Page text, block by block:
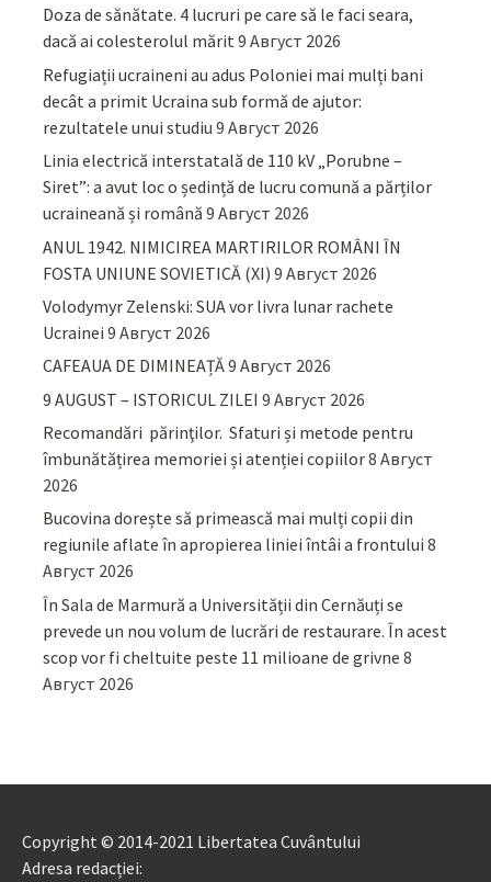
Doza de sănătate. 4 lucruri pe care să le faci seara,
dacă ai colesterolul mărit9 Август 2026
Refugiații ucraineni au adus Poloniei mai mulți bani
decât a primit Ucraina sub formă de ajutor:
rezultatele unui studiu 9 Август 2026
Linia electrică interstatală de 110 kV „Porubne –
Siret”: a avut loc o ședință de lucru comună a părților
ucraineană și română 9 Август 2026
ANUL 1942. NIMICIREA MARTIRILOR ROMÂNI ÎN
FOSTA UNIUNE SOVIETICĂ (XI) 9 Август 2026
Volodymyr Zelenski: SUA vor livra lunar rachete
Ucrainei 9 Август 2026
CAFEAUA DE DIMINEAȚĂ9 Август 2026
9 AUGUST – ISTORICUL ZILEI 9 Август 2026
Recomandări părinţilor. Sfaturi și metode pentru
îmbunătățirea memoriei și atenției copiilor8 Август
2026
Bucovina dorește să primească mai mulți copii din
regiunile aflate în apropierea liniei întâi a frontului 8
Август 2026
În Sala de Marmură a Universității din Cernăuți se
prevede un nou volum de lucrări de restaurare. În acest
scop vor fi cheltuite peste 11 milioane de grivne 8
Август 2026
Copyright © 2014-2021 Libertatea Cuvântului
Adresa redacției: